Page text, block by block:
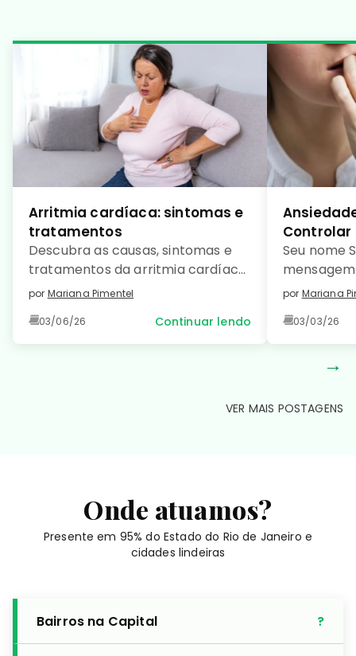
Arritmia cardíaca: sintomas e
tratamentos
Descubra as causas, sintomas e
tratamentos da arritmia cardíaca
e saiba como prevenir essa
coração saudável. Leia no detalhe!
por Mariana Pimentel
03/06/26 Continuar lendo
Controlar
Seu nome
como […]
por Mariana
03/03/26
→
VER MAIS POSTAGENS
Onde atuamos?
Presente em 95% do Estado do Rio de Janeiro e
cidades lindeiras
Bairros na Capital